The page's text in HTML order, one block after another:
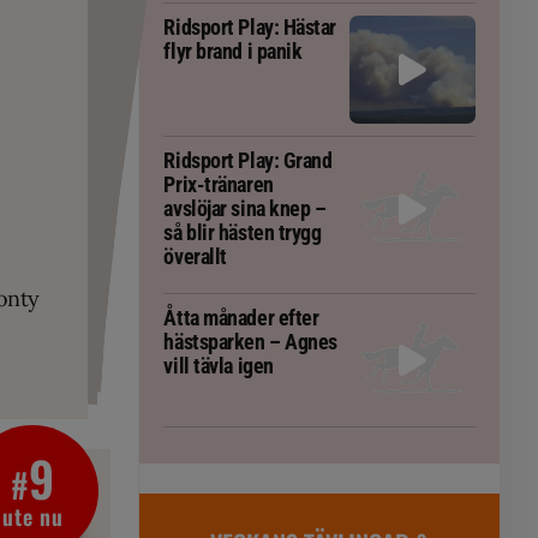
är allt
fång
blivit
tränaren
#9
ute nu
Ridsport Play: Hästar
flyr brand i panik
Ridsport Play: Grand
Prix-tränaren
avslöjar sina knep –
så blir hästen trygg
överallt
Åtta månader efter
hästsparken – Agnes
vill tävla igen